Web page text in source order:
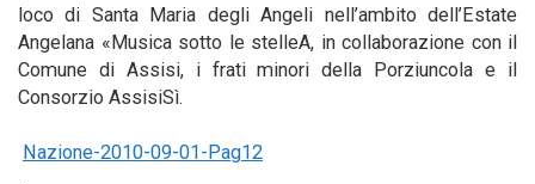
loco di Santa Maria degli Angeli nell’ambito dell’Estate
Angelana «Musica sotto le stelleA, in collaborazione con il
Comune di Assisi, i frati minori della Porziuncola e il
Consorzio AssisiSì.
Nazione-2010-09-01-Pag12